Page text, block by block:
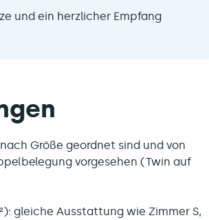
und ein herzlicher Empfang
Größe geordnet sind und von
vorgesehen (Twin auf
gleiche Ausstattung wie Zimmer S,